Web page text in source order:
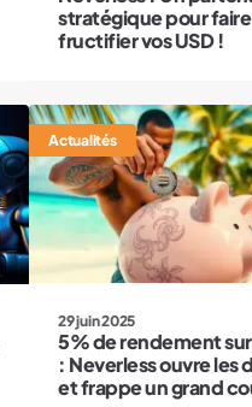
stratégique pour faire
fructifier vos USD !
Actualités
29 juin 2025
5% de rendement
: Neverless ouvre les
et frappe un grand